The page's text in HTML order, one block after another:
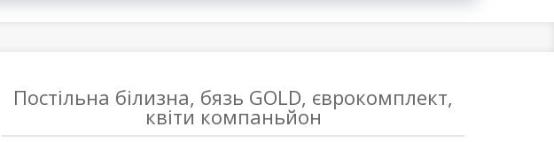
Постільна білизна, бязь GOLD, єврокомплект,
квіти компаньйон